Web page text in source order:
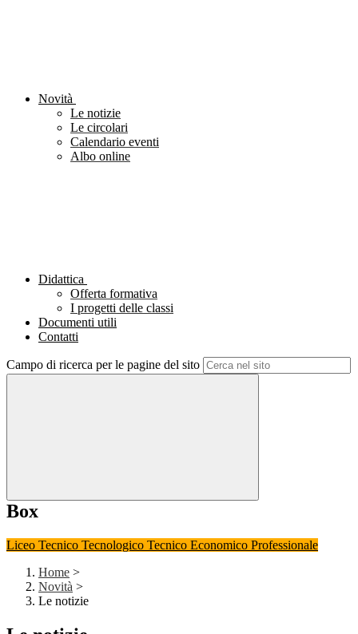
Novità
Le notizie
Le circolari
Calendario eventi
Albo online
Didattica
Offerta formativa
I progetti delle classi
Documenti utili
Contatti
Campo di ricerca per le pagine del sito
Box
Liceo Tecnico Tecnologico Tecnico Economico Professionale
Home >
Novità >
Le notizie